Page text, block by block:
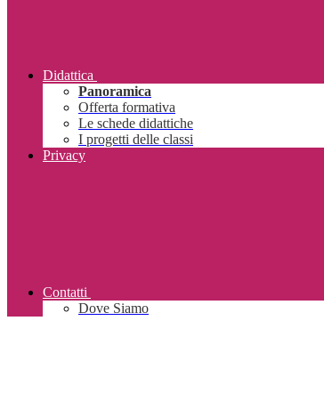
Didattica
Panoramica
Offerta formativa
Le schede didattiche
I progetti delle classi
Privacy
Contatti
Dove Siamo